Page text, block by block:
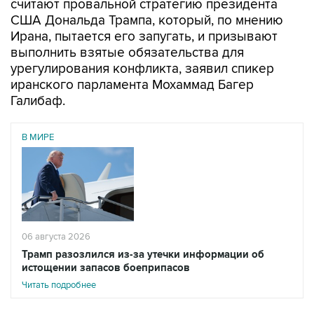
считают провальной стратегию президента
США Дональда Трампа, который, по мнению
Ирана, пытается его запугать, и призывают
выполнить взятые обязательства для
урегулирования конфликта, заявил спикер
иранского парламента Мохаммад Багер
Галибаф.
В МИРЕ
06 августа 2026
Трамп разозлился из-за утечки информации об
истощении запасов боеприпасов
Читать подробнее